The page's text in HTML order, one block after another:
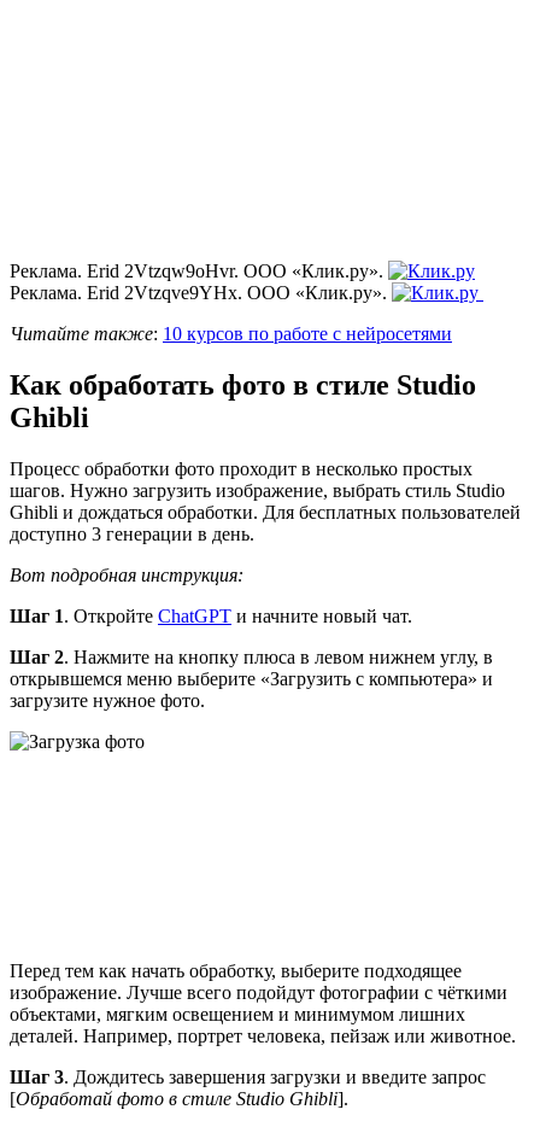
Реклама. Erid 2Vtzqw9oHvr. ООО «Клик.ру».
Реклама. Erid 2Vtzqve9YHx. ООО «Клик.ру».
Читайте также: 10 курсов по работе с нейросетями
Как обработать фото в стиле Studio
Ghibli
Процесс обработки фото проходит в несколько простых
шагов. Нужно загрузить изображение, выбрать стиль Studio
Ghibli и дождаться обработки. Для бесплатных пользователей
доступно 3 генерации в день.
Вот подробная инструкция:
Шаг 1. Откройте ChatGPT и начните новый чат.
Шаг 2. Нажмите на кнопку плюса в левом нижнем углу, в
открывшемся меню выберите «Загрузить с компьютера» и
загрузите нужное фото.
Перед тем как начать обработку, выберите подходящее
изображение. Лучше всего подойдут фотографии с чёткими
объектами, мягким освещением и минимумом лишних
деталей. Например, портрет человека, пейзаж или животное.
Шаг 3. Дождитесь завершения загрузки и введите запрос
[Обработай фото в стиле Studio Ghibli].